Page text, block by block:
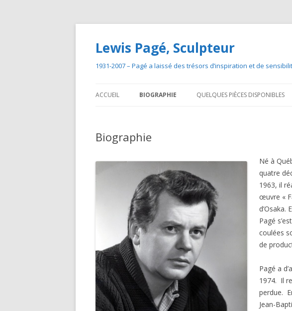
Lewis Pagé, Sculpteur
1931-2007 – Pagé a laissé des trésors d’inspiration et de
ACCUEIL BIOGRAPHIE
DOSSIER DE PRESSE
QUELQUES PIÈCES DISPONIBLES
Biographie
Né à
quatre
1963, il
œuvre «
Pagé
coulées
de
Pagé a
1974. Il
perdue.
Jean-